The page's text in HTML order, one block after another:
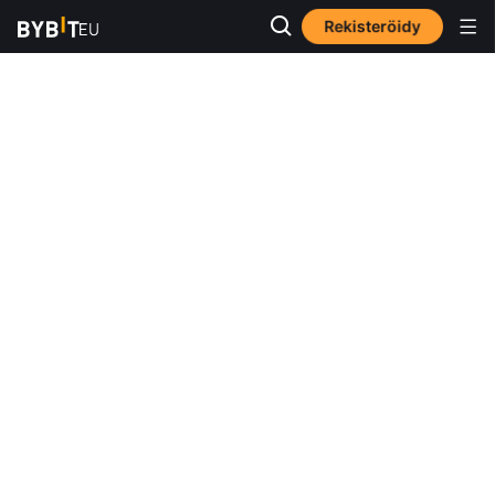
Rekisteröidy